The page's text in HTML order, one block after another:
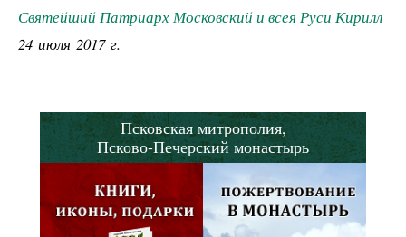
Святейший Патриарх Московский и всея Руси Кирилл
24 июля 2017 г.
Псковская митрополия,
Псково-Печерский монастырь